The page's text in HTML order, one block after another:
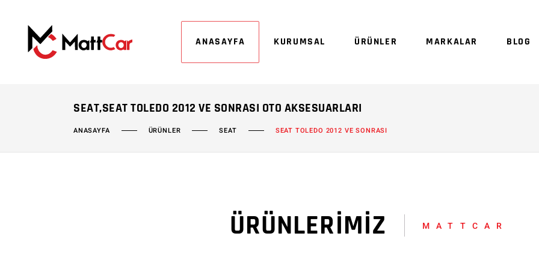
ANASAYFA KURUMSAL ÜRÜNLER MARKALAR BLOG
SEAT,SEAT TOLEDO 2012 VE SONRASI OTO AKSESUARLARI
ANASAYFA ÜRÜNLER SEAT SEAT TOLEDO 2012 VE SONRASI
MATTCAR
ÜRÜNLERİMİZ